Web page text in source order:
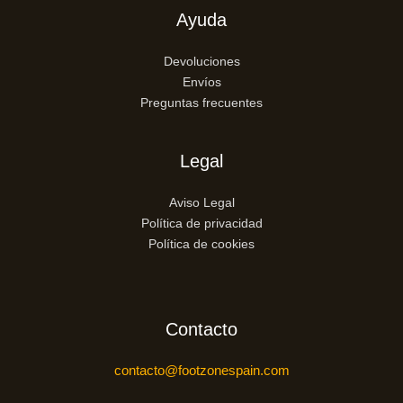
Ayuda
Devoluciones
Envíos
Preguntas frecuentes
Legal
Aviso Legal
Política de privacidad
Política de cookies
Contacto
contacto@footzonespain.com